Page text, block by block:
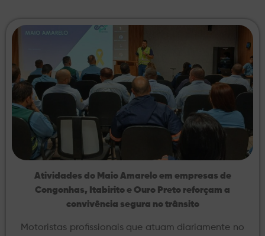
Atividades do Maio Amarelo em empresas de
Congonhas, Itabirito e Ouro Preto reforçam a
convivência segura no trânsito
Motoristas profissionais que atuam diariamente no